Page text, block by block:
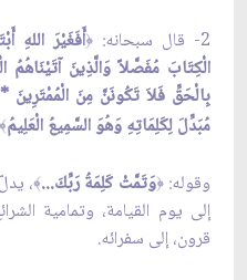
2- قال سبحانه:
﴿أَفَغَيْرَ اللهِ
الْكِتَابَ مُفَصَّلاً وَالَّذِينَ
بِالْحَقِّ فَلاَ تَكُونَنَّ مِنَ
مُبَدِّلَ لِكَلِمَاتِهِ وَهُوَ السَّمِيعُ الْعَلِيمُ﴾
وقوله:﴿وَتَمَّتْ كَلِمَةُ رَبِّكَ...﴾،
إلى يوم القيامة، وتمامية
قرون، إلى سفرائه.